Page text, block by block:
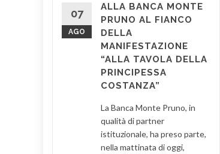
07
AGO
ALLA BANCA MONTE
PRUNO AL FIANCO
DELLA
MANIFESTAZIONE
“ALLA TAVOLA DELLA
PRINCIPESSA
COSTANZA”
La Banca Monte Pruno, in
qualità di partner
istituzionale, ha preso parte,
nella mattinata di oggi,